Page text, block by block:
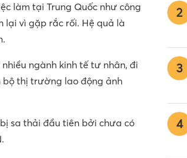
làm tại Trung Quốc như công
lại vì gặp rắc rối. Hệ quả là
ngành kinh tế tư nhân, đi
bộ thị trường lao động ảnh
sa thải đầu tiên bởi chưa có
2
3
4